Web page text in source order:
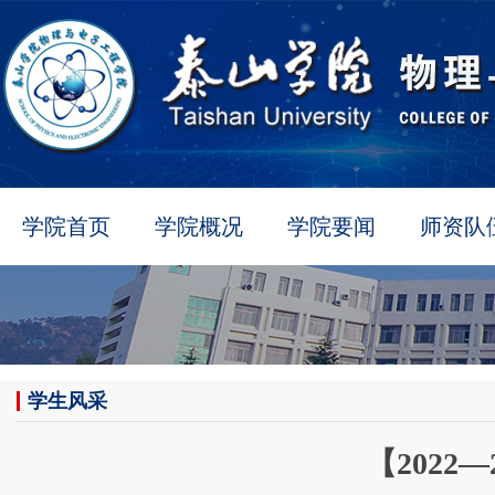
学院首页 学院概况 学院要闻 师资队
学生风采
【